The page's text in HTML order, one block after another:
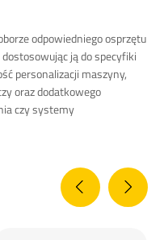
odpowiedniego osprzętu
ją do specyfiki
personalizacji maszyny,
oraz dodatkowego
czy systemy